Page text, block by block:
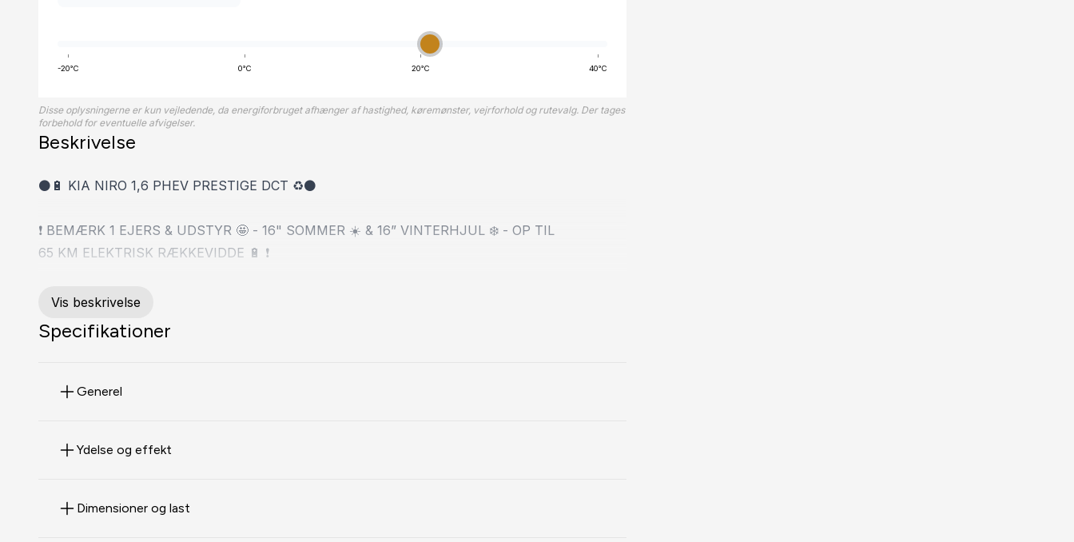
-20°C 0°C 20°C 40°C
Disse oplysningerne er kun vejledende, da energiforbruget afhænger af hastighed, køremønster, vejrforhold og rutevalg. Der tages
forbehold for eventuelle afvigelser.
Beskrivelse
⚫🔋 KIA NIRO 1,6 PHEV PRESTIGE DCT ♻⚫
❗ BEMÆRK 1 EJERS & UDSTYR 🤩 - 16" SOMMER ☀️ & 16” VINTERHJUL ❄️ - OP TIL
65 KM ELEKTRISK RÆKKEVIDDE 🔋 ❗
𝘼𝙏𝙏𝙍𝘼𝙆𝙏𝙄𝙑 𝙁𝙄𝙉𝘼𝙉𝙎𝙄𝙀𝙍𝙄𝙉𝙂 𝙏𝙄𝙇𝘽𝙔𝘿𝙀𝙎
⭐️ HIGHLIGHTS ⭐️
✅ ADAPTIV FARTPILOT 🚗↔️🚗
✅ FULD LED FORLYGTER 🌌💡
Vis beskrivelse
Specifikationer
Generel
Ydelse og effekt
Dimensioner og last